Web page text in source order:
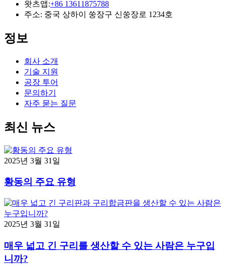
왓츠앱:+86 13611875788
주소: 중국 상하이 쑹장구 신쑹장로 1234호
정보
회사 소개
기술 지원
공장 투어
문의하기
자주 묻는 질문
최신 뉴스
2025년 3월 31일
황동의 주요 유형
2025년 3월 31일
매우 넓고 긴 구리를 생산할 수 있는 사람은 누구입
니까?